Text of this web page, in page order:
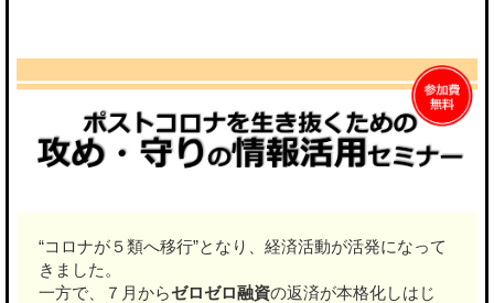
“コロナが５類へ移行”となり、経済活動が活発になって
きました。
一方で、７月からゼロゼロ融資の返済が本格化しはじ